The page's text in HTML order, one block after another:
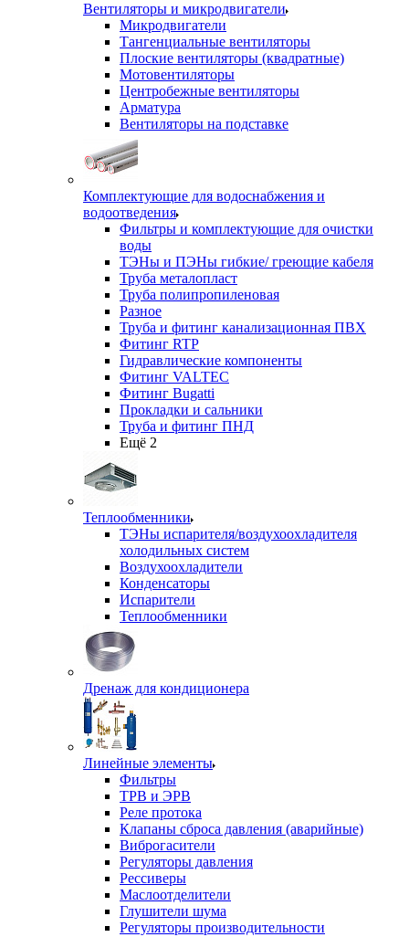
Вентиляторы и микродвигатели
Микродвигатели
Тангенциальные вентиляторы
Плоские вентиляторы (квадратные)
Мотовентиляторы
Центробежные вентиляторы
Арматура
Вентиляторы на подставке
Комплектующие для водоснабжения и
водоотведения
Фильтры и комплектующие для очистки
воды
ТЭНы и ПЭНы гибкие/ греющие кабеля
Труба металопласт
Труба полипропиленовая
Разное
Труба и фитинг канализационная ПВХ
Фитинг RTP
Гидравлические компоненты
Фитинг VALTEC
Фитинг Bugatti
Прокладки и сальники
Труба и фитинг ПНД
Ещё 2
Теплообменники
ТЭНы испарителя/воздухоохладителя
холодильных систем
Воздухоохладители
Конденсаторы
Испарители
Теплообменники
Дренаж для кондиционера
Линейные элементы
Фильтры
ТРВ и ЭРВ
Реле протока
Клапаны сброса давления (аварийные)
Виброгасители
Регуляторы давления
Рессиверы
Маслоотделители
Глушители шума
Регуляторы производительности